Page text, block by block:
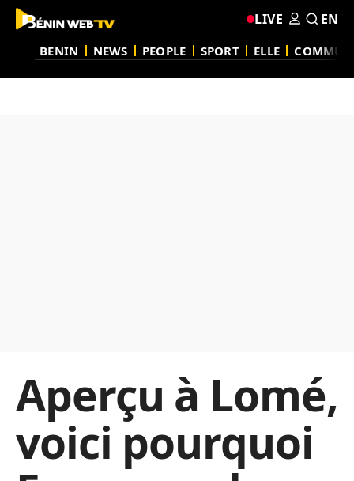
BENIN NEWS PEOPLE SPORT ELLE
LIVE EN
Aperçu à Lomé,
voici pourquoi